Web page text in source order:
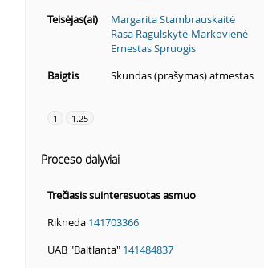
Teisėjas(ai)
Margarita Stambrauskaitė
Rasa Ragulskytė-Markovienė
Ernestas Spruogis
Baigtis
Skundas (prašymas) atmestas
1 1.25
Proceso dalyviai
Trečiasis suinteresuotas asmuo
Rikneda 141703366
UAB "Baltlanta" 141484837